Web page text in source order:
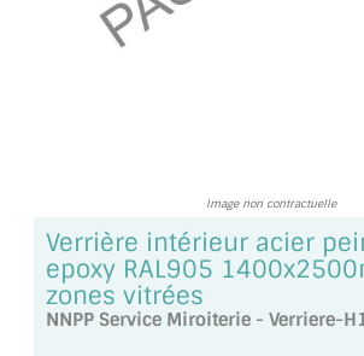
INSPIRATIONS ET NOUVEAUTÉS
MIROIR VIEILLI
MIROIR DÉCORATIF DE COULEUR
Image non contractuelle
Verrière intérieur acier
epoxy RAL905
zones vitrées
NNPP Service Miroiterie - Verriere-